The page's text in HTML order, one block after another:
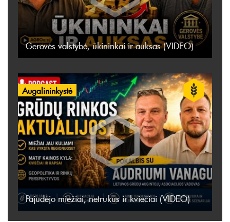
Gerovės valstybė, ūkininkai ir auksas (VIDEO)
Augalininkystė
Pajudėjo miežiai, netrukus ir kviečiai (VIDEO)